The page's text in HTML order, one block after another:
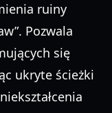
ruiny
Pozwala
się
ukryte ścieżki